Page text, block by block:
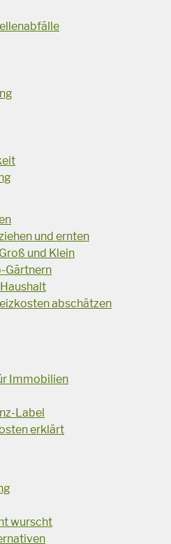
und ernten
und Klein
Gärtnern
abschätzen
Immobilien
Label
erklärt
wurscht